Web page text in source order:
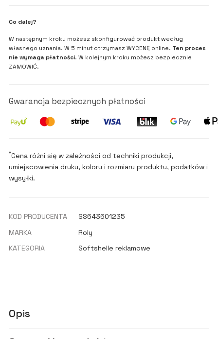
Co dalej?
W następnym kroku możesz skonfigurować produkt według
własnego uznania. W 5 minut otrzymasz WYCENĘ online. Ten proces
nie wymaga płatności. W kolejnym kroku możesz bezpiecznie
ZAMÓWIĆ.
Gwarancja bezpiecznych płatności
*Cena różni się w zależności od techniki produkcji,
umiejscowienia druku, koloru i rozmiaru produktu, podatków i
wysyłki.
KOD PRODUCENTA
SS643601235
MARKA
Roly
KATEGORIA
Softshelle reklamowe
Opis